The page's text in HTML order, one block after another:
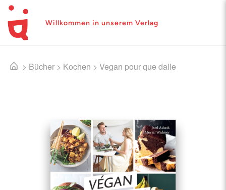
Willkommen in unserem Verlag
> Bücher > Kochen > Vegan pour que dalle